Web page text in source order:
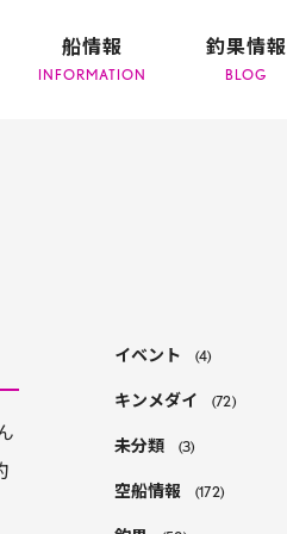
船情報 釣果情報
イベント (4)
キンメダイ (72)
未分類 (3)
空船情報 (172)